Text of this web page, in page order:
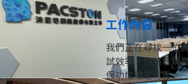
工作內容
我們正在尋找一位
試效率。你將參與
保功能穩定可靠。